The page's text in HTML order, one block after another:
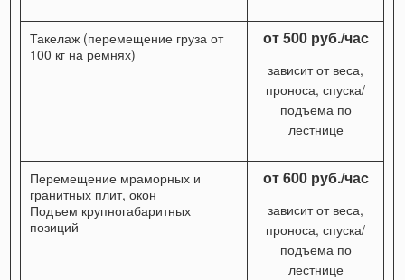
Такелаж (перемещение груза от
100 кг на ремнях)
от 500 руб./час
зависит от веса,
проноса, спуска/
подъема по
лестнице
Перемещение мраморных и
гранитных плит, окон
Подъем крупногабаритных
позиций
от 600 руб./час
зависит от веса,
проноса, спуска/
подъема по
лестнице